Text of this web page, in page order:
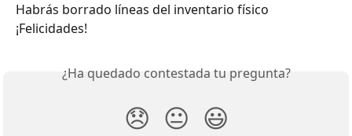
Habrás borrado líneas del inventario físico
¡Felicidades!
¿Ha quedado contestada tu pregunta?
😞 😐 😃